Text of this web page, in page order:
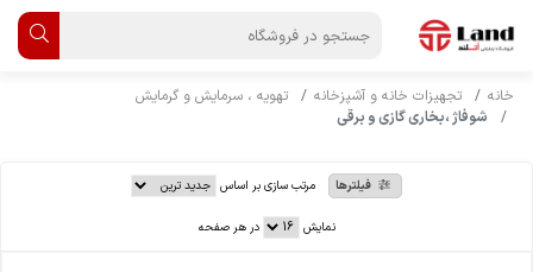
خانه تجهیزات خانه و آشپزخانه
تهویه ، سرمایش و گرمایش
شوفاژ ،بخاری گازی و برقی
فیلترها مرتب سازی بر اساس
نمایش در هر صفحه